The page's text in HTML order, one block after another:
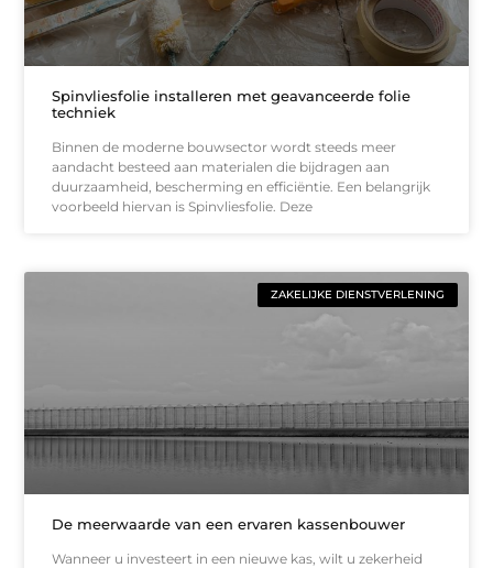
Spinvliesfolie installeren met geavanceerde folie
techniek
Binnen de moderne bouwsector wordt steeds meer
aandacht besteed aan materialen die bijdragen aan
duurzaamheid, bescherming en efficiëntie. Een belangrijk
voorbeeld hiervan is Spinvliesfolie. Deze
ZAKELIJKE DIENSTVERLENING
De meerwaarde van een ervaren kassenbouwer
Wanneer u investeert in een nieuwe kas, wilt u zekerheid